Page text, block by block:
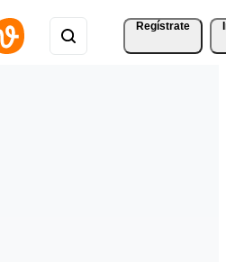
Regístrate